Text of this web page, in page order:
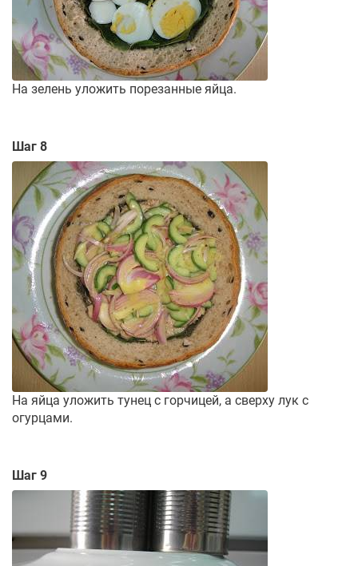
На зелень уложить порезанные яйца.
Шаг 8
На яйца уложить тунец с горчицей, а сверху лук с
огурцами.
Шаг 9